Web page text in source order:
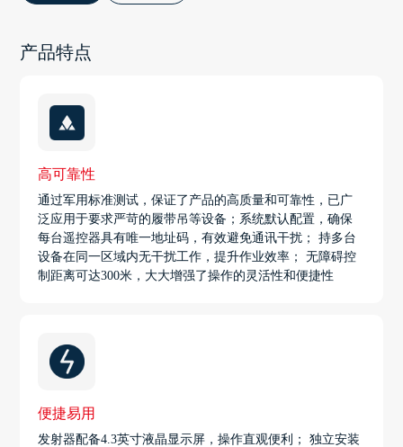
产品特点
高可靠性
通过军用标准测试，保证了产品的高质量和可靠性，已广
泛应用于要求严苛的履带吊等设备；系统默认配置，确保
每台遥控器具有唯一地址码，有效避免通讯干扰； 持多台
设备在同一区域内无干扰工作，提升作业效率； 无障碍控
制距离可达300米，大大增强了操作的灵活性和便捷性
便捷易用
发射器配备4.3英寸液晶显示屏，操作直观便利； 独立安装